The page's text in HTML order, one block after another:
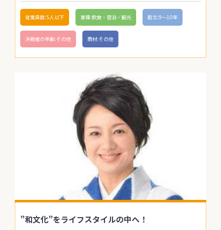
従業員数:5人以下 業種:飲食・宿泊・観光 創立:9〜10年
決裁者の年齢:その他 商材:その他
”和文化”をライフスタイルの中へ！